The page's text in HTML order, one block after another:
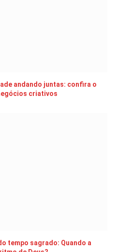
andando juntas: confira o
criativos
tempo sagrado: Quando a